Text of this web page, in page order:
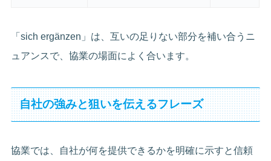
「sich ergänzen」は、互いの足りない部分を補い合うニ
ュアンスで、協業の場面によく合います。
自社の強みと狙いを伝えるフレーズ
協業では、自社が何を提供できるかを明確に示すと信頼